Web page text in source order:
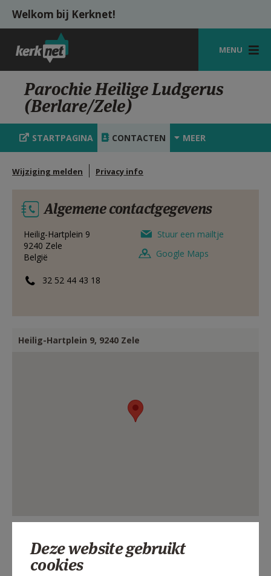
Overslaan en naar de inhoud gaan
Welkom bij Kerknet!
MENU
STARTPAGINA
KERK
VIERINGEN
HULP
MIJN PAROCHIE
AANMELDEN OF REGISTREREN
Parochie Heilige Ludgerus
(Berlare/Zele)
STARTPAGINA CONTACTEN MEER
Wijziging melden Privacy info
Algemene contactgegevens
Heilig-Hartplein 9
9240 Zele
België
32 52 44 43 18
Stuur een mailtje
Google Maps
Heilig-Hartplein 9, 9240 Zele
Pastoor-moderator
Deze website gebruikt
cookies